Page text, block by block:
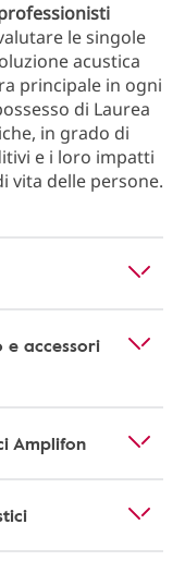
le singole
acustica
principale in ogni
di Laurea
in grado di
e i loro impatti
vita delle persone.
e accessori
Amplifon